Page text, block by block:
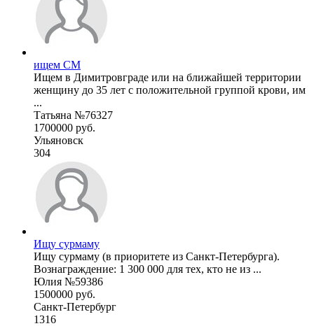
ищем СМ
Ищем в Димитровграде или на ближайшей территории
женщину до 35 лет с положительной группой крови, им
...
Татьяна №76327
1700000 руб.
Ульяновск
304
Ищу сурмаму
Ищу сурмаму (в приоритете из Санкт-Петербурга).
Вознаграждение: 1 300 000 для тех, кто не из ...
Юлия №59386
1500000 руб.
Санкт-Петербург
1316